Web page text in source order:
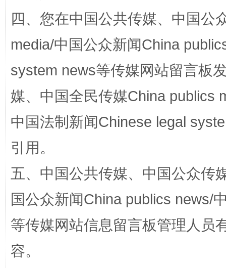
招工难、用工荒背后
四、您在中国公共传媒、中国公
media/中国公众新闻China
system news等传媒网站留言板
媒、中国全民传媒China publics
中国法制新闻Chinese legal
引用。
五、中国公共传媒、中国公众传
国公众新闻China publics news/
等传媒网站信息留言板管理人员
容。